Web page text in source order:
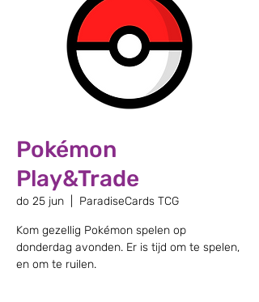
Pokémon
Play&Trade
do 25 jun ParadiseCards TCG
Kom gezellig Pokémon spelen op
donderdag avonden. Er is tijd om te spelen,
en om te ruilen.